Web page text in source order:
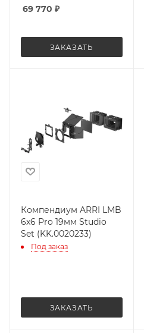
69 770 ₽
ЗАКАЗАТЬ
Компендиум ARRI LMB
6x6 Pro 19мм Studio
Set (KK.0020233)
Под заказ
ЗАКАЗАТЬ